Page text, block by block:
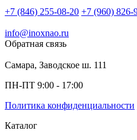
+7 (846) 255-08-20 +7 (960) 826-
info@inoxnao.ru
Обратная связь
Самара, Заводское ш. 111
ПН-ПТ 9:00 - 17:00
Политика конфиденциальности
Каталог